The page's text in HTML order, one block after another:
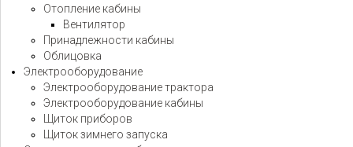
Отопление кабины
Вентилятор
Принадлежности кабины
Облицовка
Электрооборудование
Электрооборудование трактора
Электрооборудование кабины
Щиток приборов
Щиток зимнего запуска